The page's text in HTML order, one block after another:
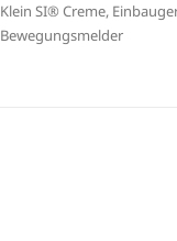
Klein SI® Creme,
Bewegungsmelder